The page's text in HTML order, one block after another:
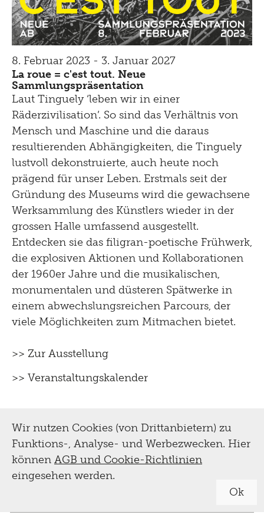
8. Februar 2023 - 3. Januar 2027
La roue = c'est tout. Neue
Sammlungspräsentation
Laut Tinguely ‘leben wir in einer
Räderzivilisation’. So sind das Verhältnis von
Mensch und Maschine und die daraus
resultierenden Abhängigkeiten, die Tinguely
lustvoll dekonstruierte, auch heute noch
prägend für unser Leben. Erstmals seit der
Gründung des Museums wird die gewachsene
Werksammlung des Künstlers wieder in der
grossen Halle umfassend ausgestellt.
Entdecken sie das filigran-poetische Frühwerk,
die explosiven Aktionen und Kollaborationen
der 1960er Jahre und die musikalischen,
monumentalen und düsteren Spätwerke in
einem abwechslungsreichen Parcours, der
viele Möglichkeiten zum Mitmachen bietet.
>> Zur Ausstellung
>> Veranstaltungskalender
Wir nutzen Cookies (von Drittanbietern) zu
Funktions-, Analyse- und Werbezwecken. Hier
können AGB und Cookie-Richtlinien
eingesehen werden.
Ok